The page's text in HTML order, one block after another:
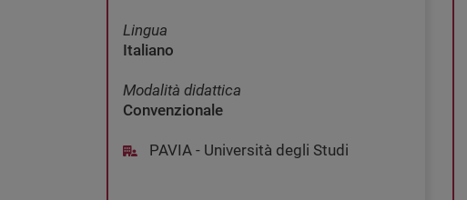
Lingua
Italiano
Modalità didattica
Convenzionale
PAVIA - Università degli Studi